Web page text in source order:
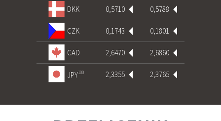
DKK 0,5710 0,5788
CZK 0,1743 0,1801
CAD 2,6470 2,6860
JPY100 2,3355 2,3765